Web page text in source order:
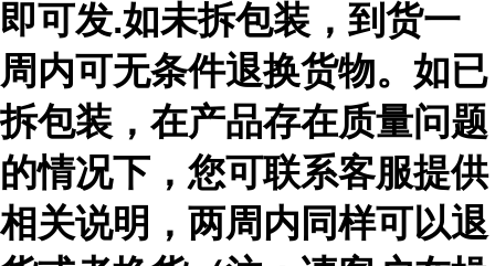
即可发.如未拆包装，到货一
周内可无条件退换货物。如已
拆包装，在产品存在质量问题
的情况下，您可联系客服提供
相关说明，两周内同样可以退